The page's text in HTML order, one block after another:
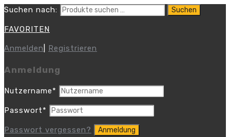
Suchen nach: Suchen
FAVORITEN
Anmelden Registrieren
Anmeldung
Nutzername*
Passwort*
Passwort vergessen?